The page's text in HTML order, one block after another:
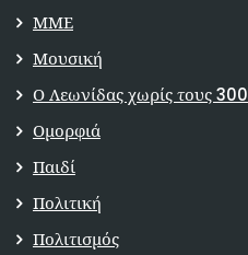
ΜΜΕ
Μουσική
Ο Λεωνίδας χωρίς τους 300
Ομορφιά
Παιδί
Πολιτική
Πολιτισμός